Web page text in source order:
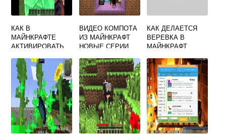
КАК В
МАЙНКРАФТЕ
АКТИВИРОВАТЬ
ВИДЕО КОМПОТА
ИЗ МАЙНКРАФТ
НОВЫЕ СЕРИИ
КАК ДЕЛАЕТСЯ
ВЕРЕВКА В
МАЙНКРАФТ